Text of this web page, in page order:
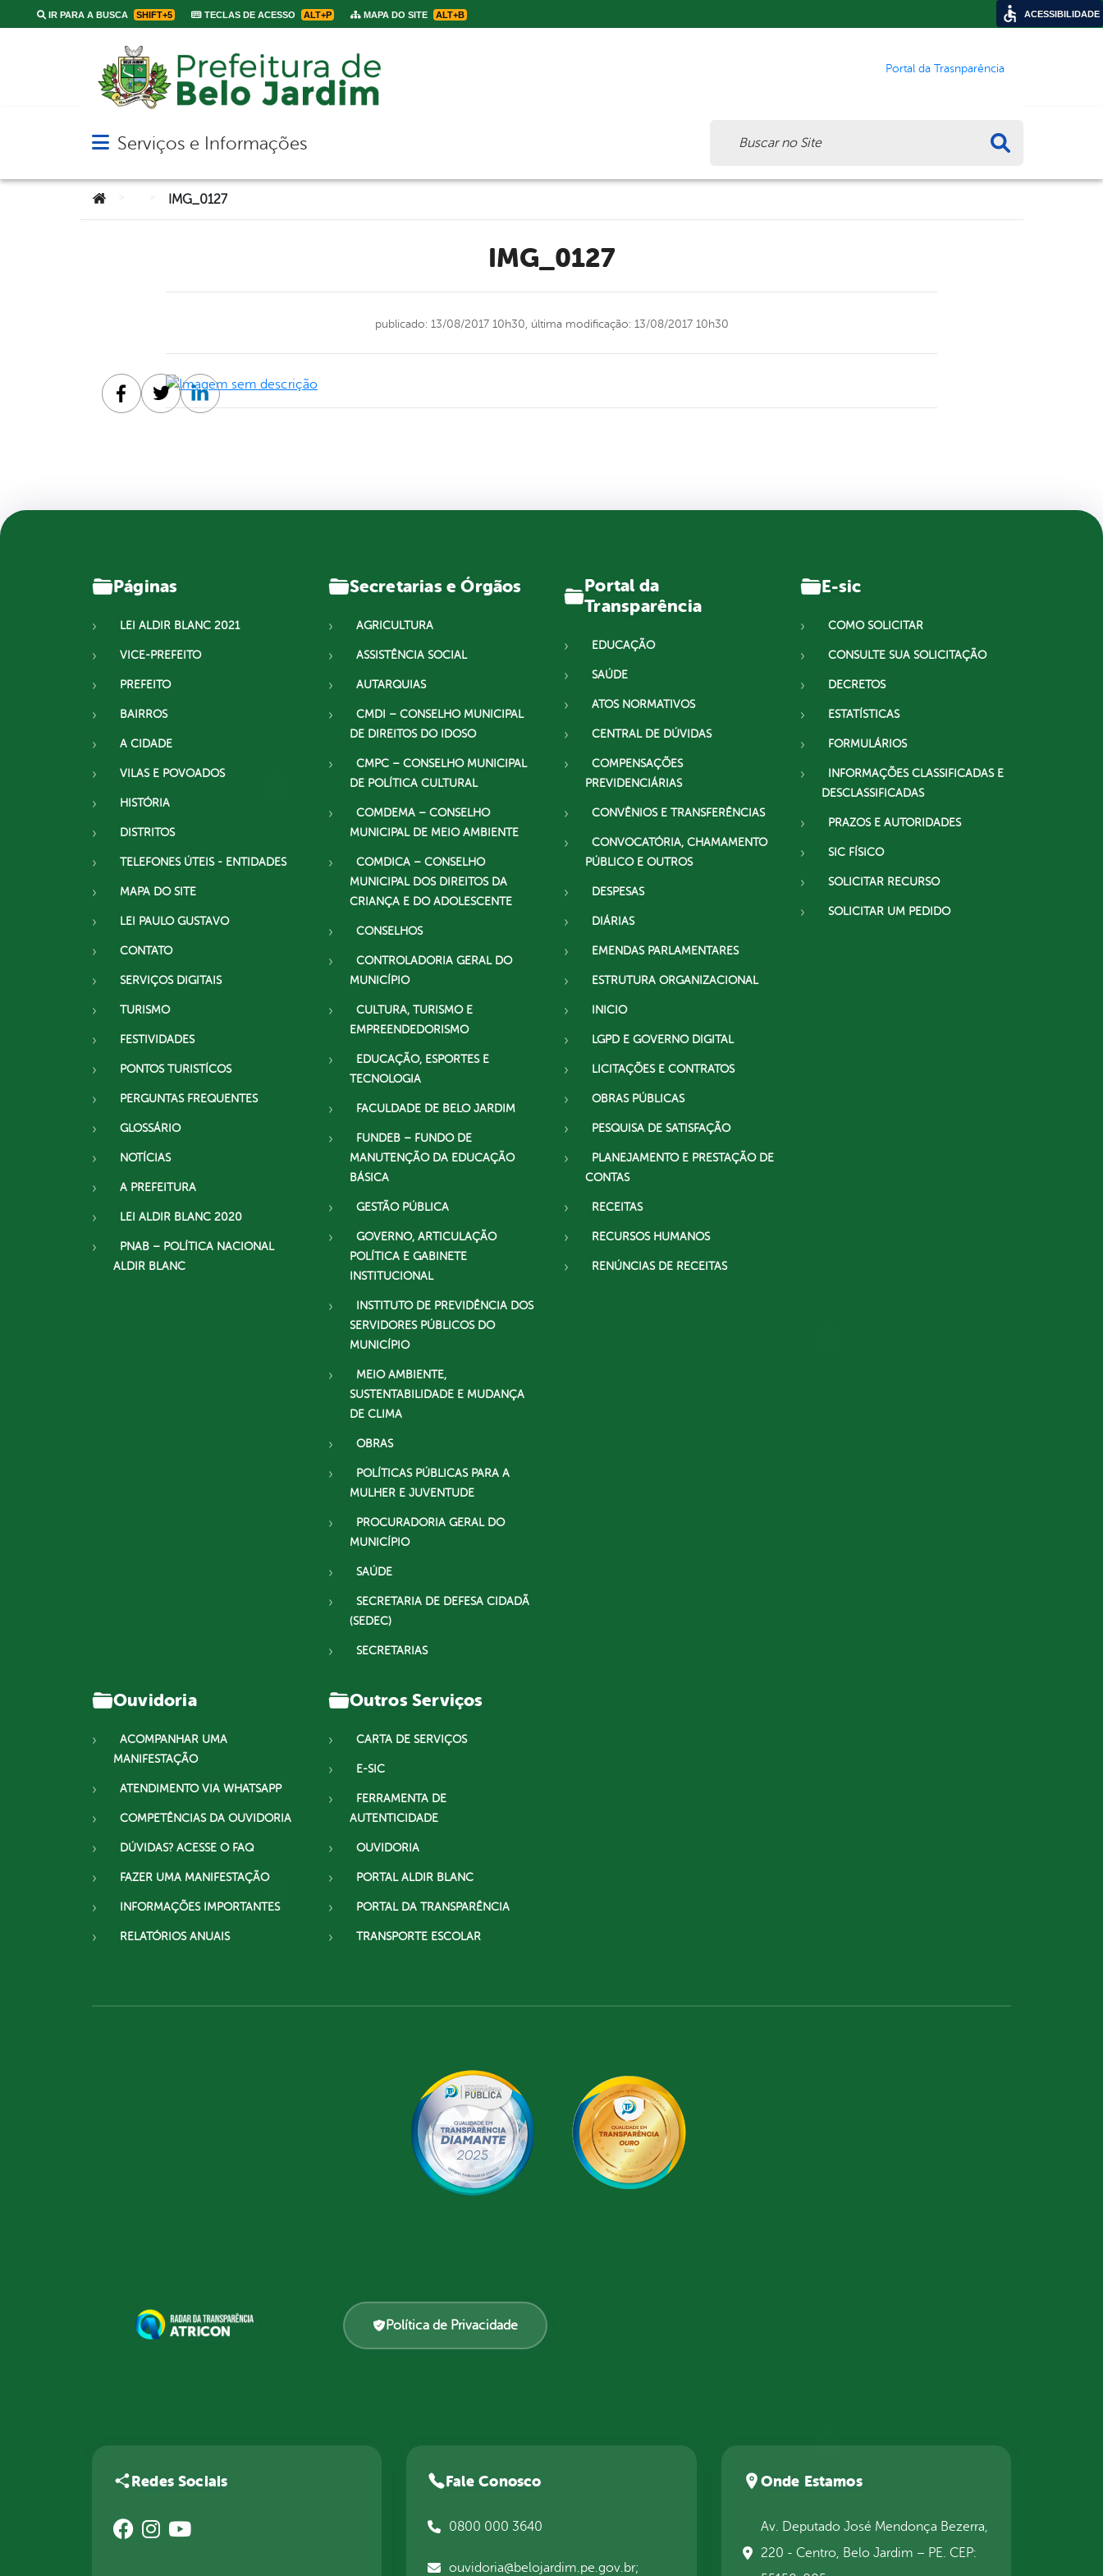
IR PARA A BUSCA SHIFT+5 TECLAS DE ACESSO ALT+P MAPA DO SITE ALT+B
Portal da Trasnparência
Abrir menu principal de navegação
Serviços e Informações
Você está aqui:IMG_0127
IMG_0127
publicado: 13/08/2017 10h30, última modificação: 13/08/2017 10h30
Facebook
TwitterLinkedin
Páginas
LEI ALDIR BLANC 2021
VICE-PREFEITO
PREFEITO
BAIRROS
A CIDADE
VILAS E POVOADOS
HISTÓRIA
DISTRITOS
TELEFONES ÚTEIS - ENTIDADES
MAPA DO SITE
LEI PAULO GUSTAVO
CONTATO
SERVIÇOS DIGITAIS
TURISMO
FESTIVIDADES
PONTOS TURISTÍCOS
PERGUNTAS FREQUENTES
GLOSSÁRIO
NOTÍCIAS
A PREFEITURA
LEI ALDIR BLANC 2020
PNAB – POLÍTICA NACIONAL
ALDIR BLANC
Secretarias e Órgãos
AGRICULTURA
ASSISTÊNCIA SOCIAL
AUTARQUIAS
CMDI – CONSELHO MUNICIPAL
DE DIREITOS DO IDOSO
CMPC – CONSELHO MUNICIPAL
DE POLÍTICA CULTURAL
COMDEMA – CONSELHO
MUNICIPAL DE MEIO AMBIENTE
COMDICA – CONSELHO
MUNICIPAL DOS DIREITOS DA
CRIANÇA E DO ADOLESCENTE
CONSELHOS
CONTROLADORIA GERAL DO
MUNICÍPIO
CULTURA, TURISMO E
EMPREENDEDORISMO
EDUCAÇÃO, ESPORTES E
TECNOLOGIA
FACULDADE DE BELO JARDIM
FUNDEB – FUNDO DE
MANUTENÇÃO DA EDUCAÇÃO
BÁSICA
GESTÃO PÚBLICA
GOVERNO, ARTICULAÇÃO
POLÍTICA E GABINETE
INSTITUCIONAL
INSTITUTO DE PREVIDÊNCIA DOS
SERVIDORES PÚBLICOS DO
MUNICÍPIO
MEIO AMBIENTE,
SUSTENTABILIDADE E MUDANÇA
DE CLIMA
OBRAS
POLÍTICAS PÚBLICAS PARA A
MULHER E JUVENTUDE
PROCURADORIA GERAL DO
MUNICÍPIO
SAÚDE
SECRETARIA DE DEFESA CIDADÃ
(SEDEC)
SECRETARIAS
Portal da
Transparência
EDUCAÇÃO
SAÚDE
ATOS NORMATIVOS
CENTRAL DE DÚVIDAS
COMPENSAÇÕES
PREVIDENCIÁRIAS
CONVÊNIOS E TRANSFERÊNCIAS
CONVOCATÓRIA, CHAMAMENTO
PÚBLICO E OUTROS
DESPESAS
DIÁRIAS
EMENDAS PARLAMENTARES
ESTRUTURA ORGANIZACIONAL
INICIO
LGPD E GOVERNO DIGITAL
LICITAÇÕES E CONTRATOS
OBRAS PÚBLICAS
PESQUISA DE SATISFAÇÃO
PLANEJAMENTO E PRESTAÇÃO DE
CONTAS
RECEITAS
RECURSOS HUMANOS
RENÚNCIAS DE RECEITAS
E-sic
COMO SOLICITAR
CONSULTE SUA SOLICITAÇÃO
DECRETOS
ESTATÍSTICAS
FORMULÁRIOS
INFORMAÇÕES CLASSIFICADAS E
DESCLASSIFICADAS
PRAZOS E AUTORIDADES
SIC FÍSICO
SOLICITAR RECURSO
SOLICITAR UM PEDIDO
Ouvidoria
ACOMPANHAR UMA
MANIFESTAÇÃO
ATENDIMENTO VIA WHATSAPP
COMPETÊNCIAS DA OUVIDORIA
DÚVIDAS? ACESSE O FAQ
FAZER UMA MANIFESTAÇÃO
INFORMAÇÕES IMPORTANTES
RELATÓRIOS ANUAIS
Outros Serviços
CARTA DE SERVIÇOS
E-SIC
FERRAMENTA DE
AUTENTICIDADE
OUVIDORIA
PORTAL ALDIR BLANC
PORTAL DA TRANSPARÊNCIA
TRANSPORTE ESCOLAR
Política de Privacidade
Redes Sociais Fale Conosco
0800 000 3640
ouvidoria@belojardim.pe.gov.br;
Onde Estamos
Av. Deputado José Mendonça Bezerra,
220 - Centro, Belo Jardim – PE. CEP:
ACESSIBILIDADE